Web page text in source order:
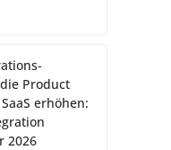
Product
erhöhen:
2026